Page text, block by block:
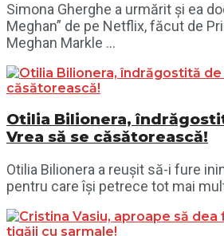
Simona Gherghe a urmărit și ea
Meghan” de pe Netflix, făcut de
Meghan Markle ...
Otilia Bilionera,
Vrea să se căsătorească!
Otilia Bilionera a reușit să-i fure
pentru care își petrece tot mai